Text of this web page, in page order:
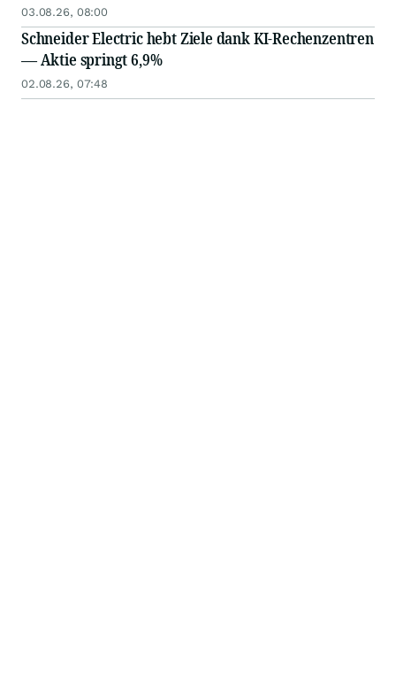
03.08.26, 08:00
Schneider Electric hebt Ziele dank KI-Rechenzentren
— Aktie springt 6,9%
02.08.26, 07:48